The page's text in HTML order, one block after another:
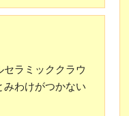
セラミッククラウ
みわけがつかない